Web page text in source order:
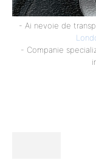
- Ai nevoie de
- Companie